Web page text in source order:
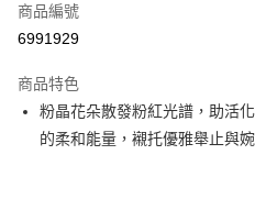
2.付款方式選擇「大哥付你分期」，訂
流程，驗證手機門號後，選擇欲分期的
3.實際核准額度、可分期數及費用金額
4.訂單成立30分鐘內，如未前往確認交
消。如遇「轉專審核」未通過狀況，
法說明評估內容。
貨到付款
運送方式
付款後全家取貨(訂單門檻$4000以
每筆NT$120，滿NT$1,500(含以上
商品編號
6991929
商品特色
粉晶花朵散發粉紅光譜，助活
的柔和能量，襯托優雅舉止與